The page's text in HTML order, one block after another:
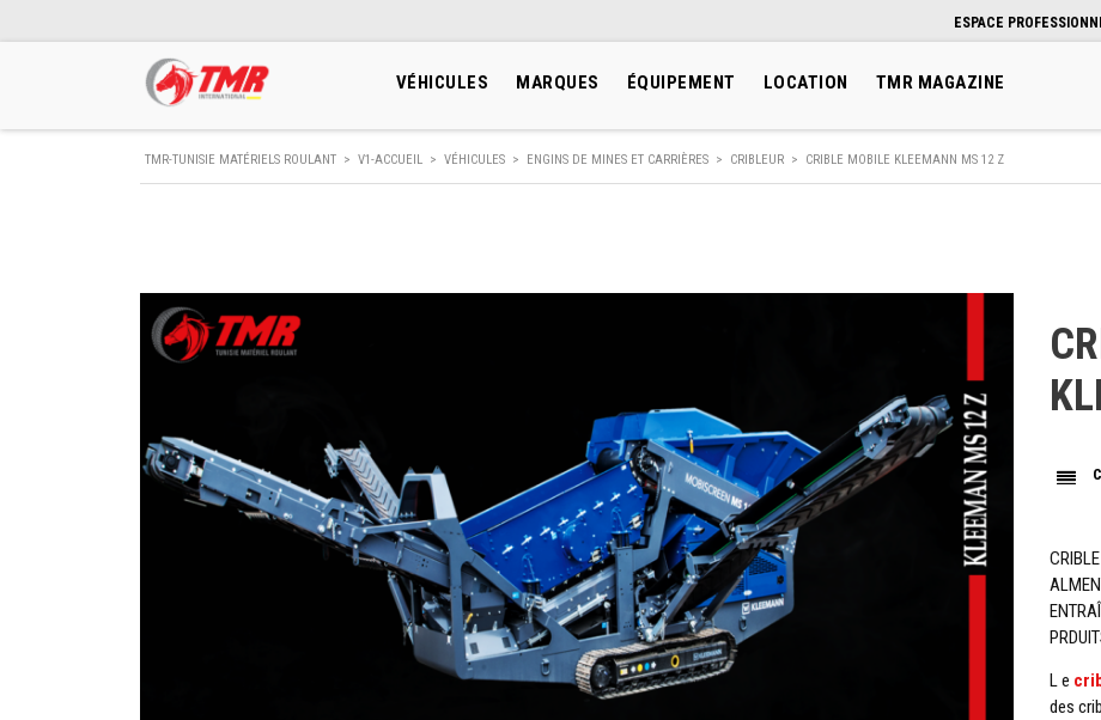
ESPACE
VÉHICULES MARQUES ÉQUIPEMENT LOCATION TMR MAGAZINE
TMR-TUNISIE MATÉRIELS ROULANT > V1-ACCUEIL > VÉHICULES > ENGINS DE MINES ET CARRIÈRES > CRIBLEUR > CRIBLE MOBILE KLEEMANN MS 12 Z
L e
des